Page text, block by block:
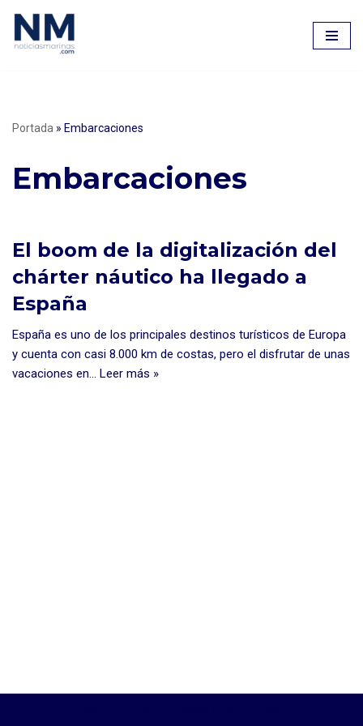
Saltar
Portada » Embarcaciones
Embarcaciones
El boom de la digitalización del
chárter náutico ha llegado a
España
España es uno de los principales destinos turísticos de Europa
y cuenta con casi 8.000 km de costas, pero el disfrutar de unas
vacaciones en… Leer más »